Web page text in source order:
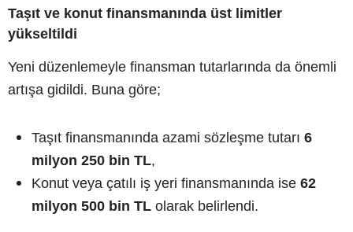
Taşıt ve konut finansmanında üst limitler
yükseltildi
Yeni düzenlemeyle finansman tutarlarında da önemli
artışa gidildi. Buna göre;
Taşıt finansmanında azami sözleşme tutarı 6
milyon 250 bin TL,
Konut veya çatılı iş yeri finansmanında ise 62
milyon 500 bin TL olarak belirlendi.